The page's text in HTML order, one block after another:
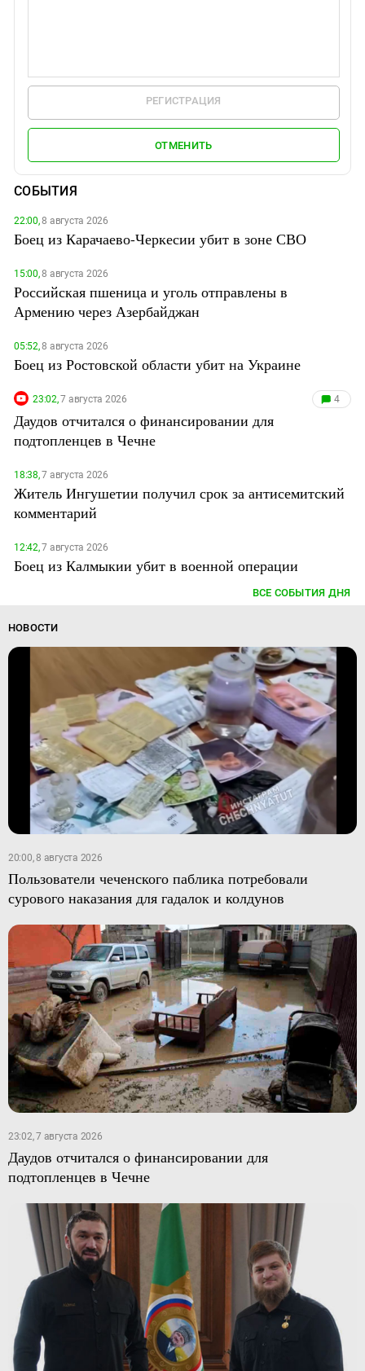
РЕГИСТРАЦИЯ
ОТМЕНИТЬ
СОБЫТИЯ
22:00,8 августа 2026
Боец из Карачаево-Черкесии убит в зоне СВО
15:00,8 августа 2026
Российская пшеница и уголь отправлены в
Армению через Азербайджан
05:52,8 августа 2026
Боец из Ростовской области убит на Украине
23:02,7 августа 2026 4
Даудов отчитался о финансировании для
подтопленцев в Чечне
18:38,7 августа 2026
Житель Ингушетии получил срок за антисемитский
комментарий
12:42,7 августа 2026
Боец из Калмыкии убит в военной операции
ВСЕ СОБЫТИЯ ДНЯ
НОВОСТИ
20:00, 8 августа 2026
Пользователи чеченского паблика потребовали
сурового наказания для гадалок и колдунов
23:02, 7 августа 2026
Даудов отчитался о финансировании для
подтопленцев в Чечне